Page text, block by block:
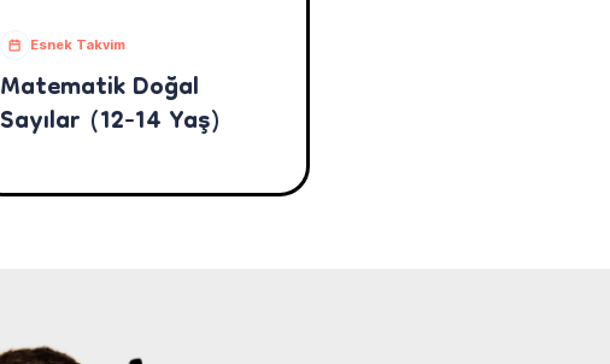
Esnek Takvim
Matematik Doğal
Sayılar (12-14 Yaş)